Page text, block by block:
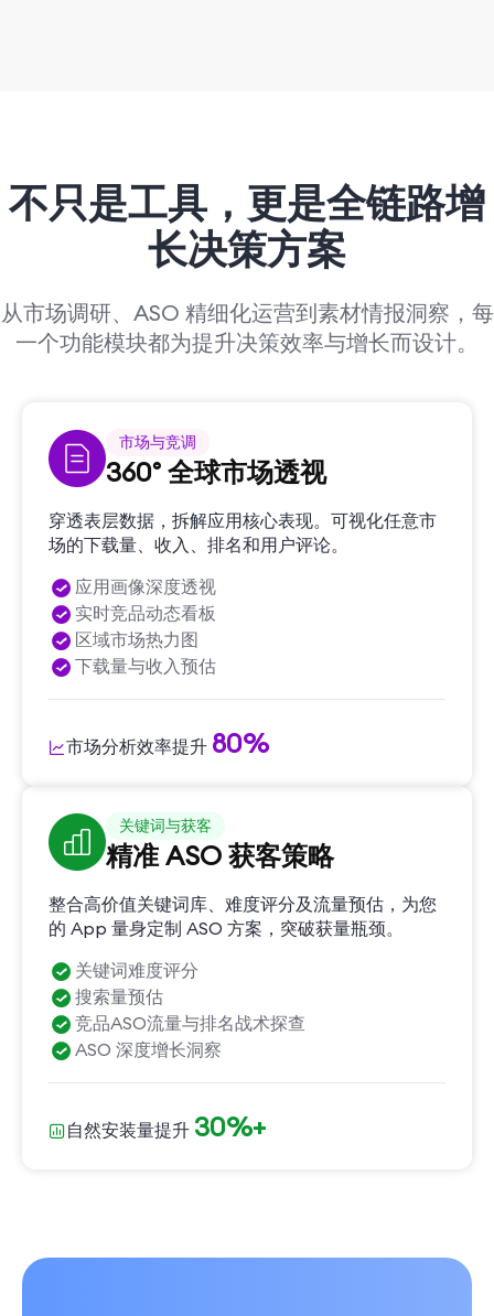
不只是工具， 更是全链路增
长决策方案
从市场调研、ASO 精细化运营到素材情报洞察，每
一个功能模块都为提升决策效率与增长而设计。
市场与竞调
360° 全球市场透视
穿透表层数据，拆解应用核心表现。可视化任意市
场的下载量、收入、排名和用户评论。
应用画像深度透视
实时竞品动态看板
区域市场热力图
下载量与收入预估
市场分析效率提升 80%
关键词与获客
精准 ASO 获客策略
整合高价值关键词库、难度评分及流量预估，为您
的 App 量身定制 ASO 方案，突破获量瓶颈。
关键词难度评分
搜索量预估
竞品ASO流量与排名战术探查
ASO 深度增长洞察
自然安装量提升 30%+